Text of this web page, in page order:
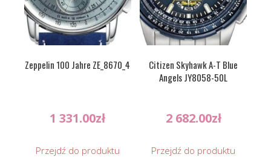
Zeppelin 100 Jahre ZE_8670_4
1 331.00zł
Przejdź do produktu
Citizen Skyhawk A-T Blue
Angels JY8058-50L
2 682.00zł
Przejdź do produktu